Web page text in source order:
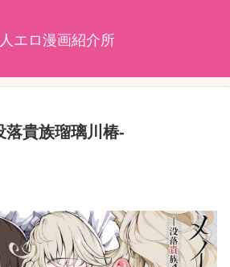
エロ漫画紹介所
落貴族瑠璃川椿-